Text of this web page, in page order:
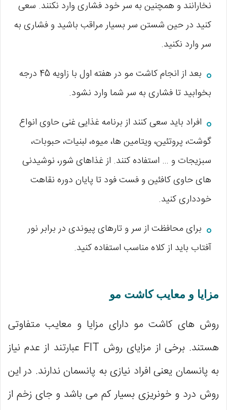
نخارانند و همچنین به سر خود فشاری وارد نکنند. سعی
کنید در حین شستن سر بسیار مراقب باشید و فشاری به
سر وارد نکنید.
بعد از انجام کاشت مو در هفته اول با زاویه 45 درجه
بخوابید تا فشاری به سر شما وارد نشود.
افراد باید سعی کنند از برنامه غذایی غنی حاوی انواع
گوشت، پروتئین، ویتامین ‌ها، میوه، لبنیات، حبوبات،
سبزیجات و … استفاده کنند. از غذاهای شور، نوشیدنی‌
های حاوی کافئین و فست فود تا پایان دوره نقاهت
خودداری کنید.
برای محافظت از سر و تارهای پیوندی در برابر نور
آفتاب باید از کلاه مناسب استفاده کنید.
مزایا و معایب کاشت مو
روش ‌های کاشت مو دارای مزایا و معایب متفاوتی
هستند. برخی از مزایای روش FIT عبارتند از عدم نیاز
به پانسمان یعنی افراد نیازی به پانسمان ندارند. در این
روش درد و خونریزی بسیار کم می‌ باشد و جای زخم از